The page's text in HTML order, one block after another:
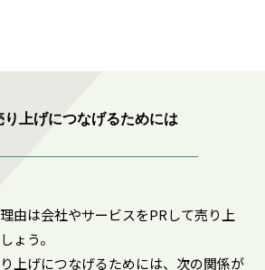
り上げにつなげるためには
由は会社やサービスをPRして売り上
ょう。
上げにつなげるためには、次の関係が